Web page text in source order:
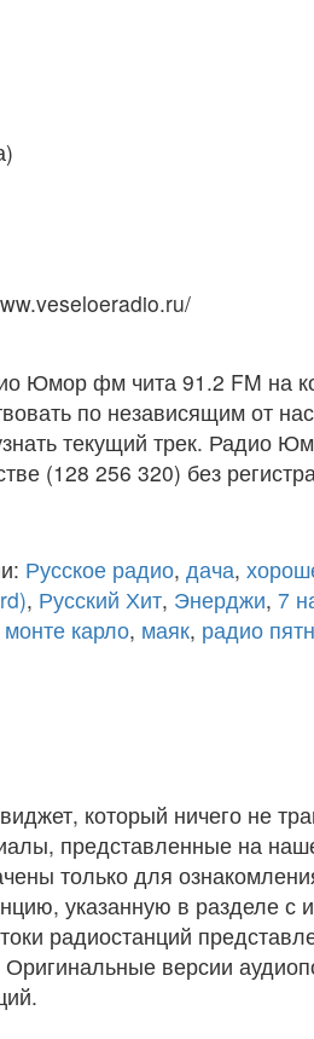
Юмор фм чита 91.2 FM на
по независящим от
текущий трек. Радио
(128 256 320) без
Русское радио, дача,
, Русский Хит, Энерджи, 7
монте карло, маяк, радио
который ничего не
представленные на
только для
указанную в разделе с
радиостанций
версии